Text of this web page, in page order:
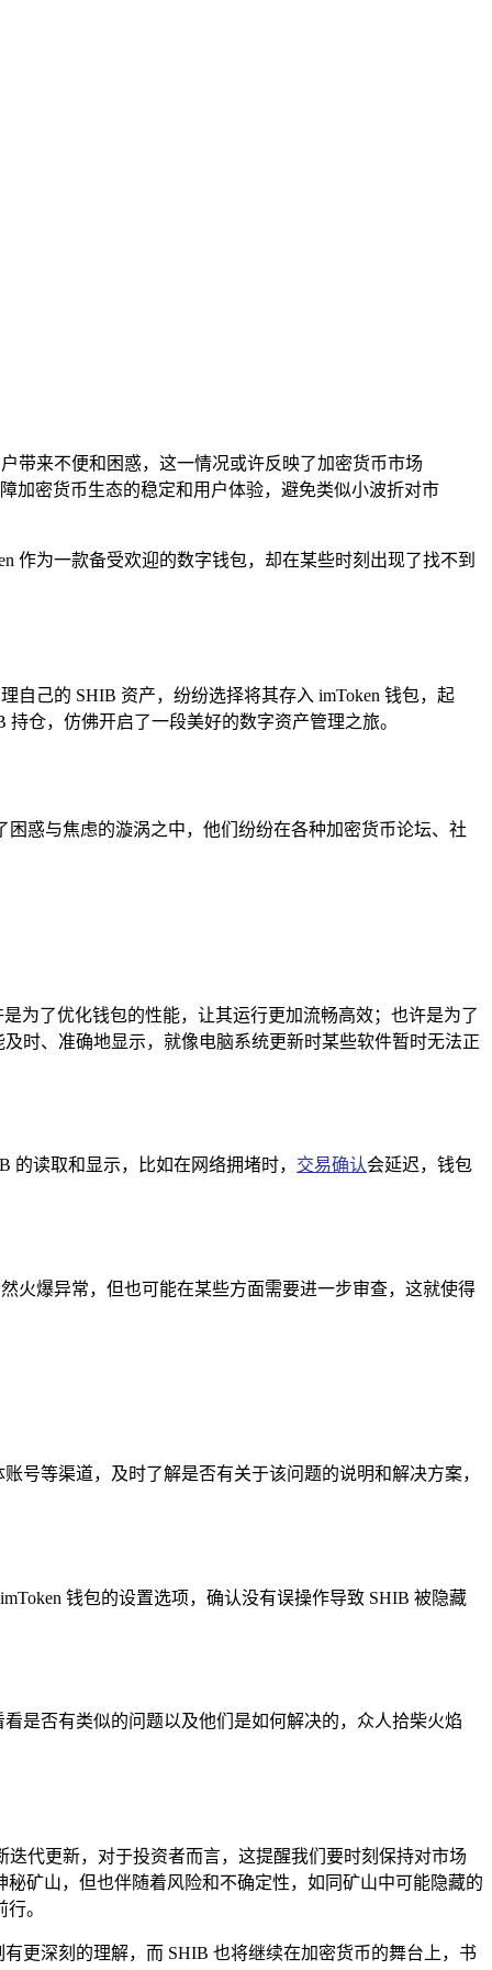
带来不便和困惑，这一情况或许反映了加密货币市场
加密货币生态的稳定和用户体验，避免类似小波折对市
作为一款备受欢迎的数字钱包，却在某些时刻出现了找不到
己的 SHIB 资产，纷纷选择将其存入 imToken 钱包，起
仓，仿佛开启了一段美好的数字资产管理之旅。
惑与焦虑的漩涡之中，他们纷纷在各种加密货币论坛、社
为了优化钱包的性能，让其运行更加流畅高效；也许是为了
时、准确地显示，就像电脑系统更新时某些软件暂时无法正
的读取和显示，比如在网络拥堵时， 交易确认会延迟，钱包
火爆异常，但也可能在某些方面需要进一步审查，这就使得
号等渠道，及时了解是否有关于该问题的说明和解决方案，
钱包的设置选项，确认没有误操作导致 SHIB 被隐藏
是否有类似的问题以及他们是如何解决的，众人拾柴火焰
代更新，对于投资者而言，这提醒我们要时刻保持对市场
矿山，但也伴随着风险和不确定性，如同矿山中可能隐藏的
。
更深刻的理解，而 SHIB 也将继续在加密货币的舞台上，书